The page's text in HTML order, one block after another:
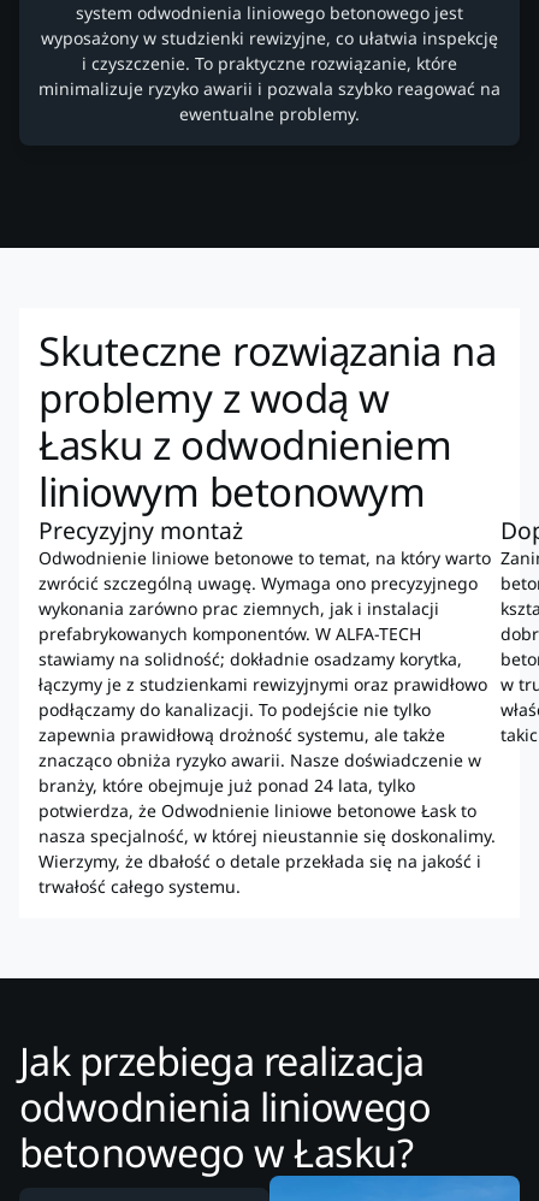
system odwodnienia liniowego betonowego jest
wyposażony w studzienki rewizyjne, co ułatwia inspekcję
i czyszczenie. To praktyczne rozwiązanie, które
minimalizuje ryzyko awarii i pozwala szybko reagować na
ewentualne problemy.
Skuteczne rozwiązania na
problemy z wodą w
Łasku z odwodnieniem
liniowym betonowym
Precyzyjny montaż
Odwodnienie liniowe betonowe to temat, na który warto
zwrócić szczególną uwagę. Wymaga ono precyzyjnego
wykonania zarówno prac ziemnych, jak i instalacji
prefabrykowanych komponentów. W ALFA-TECH
stawiamy na solidność; dokładnie osadzamy korytka,
łączymy je z studzienkami rewizyjnymi oraz prawidłowo
podłączamy do kanalizacji. To podejście nie tylko
zapewnia prawidłową drożność systemu, ale także
znacząco obniża ryzyko awarii. Nasze doświadczenie w
branży, które obejmuje już ponad 24 lata, tylko
potwierdza, że Odwodnienie liniowe betonowe Łask to
nasza specjalność, w której nieustannie się doskonalimy.
Wierzymy, że dbałość o detale przekłada się na jakość i
trwałość całego systemu.
w
Jak przebiega realizacja
odwodnienia liniowego
betonowego w Łasku?